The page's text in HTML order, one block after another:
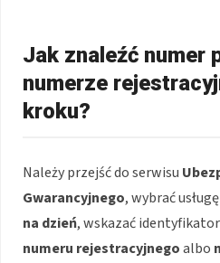
Jak znaleźć numer
numerze
kroku?
Należy przejść do serwisu
Gwarancyjnego, wybrać usługę
na dzień, wskazać
numeru rejestracyjnegoalbo